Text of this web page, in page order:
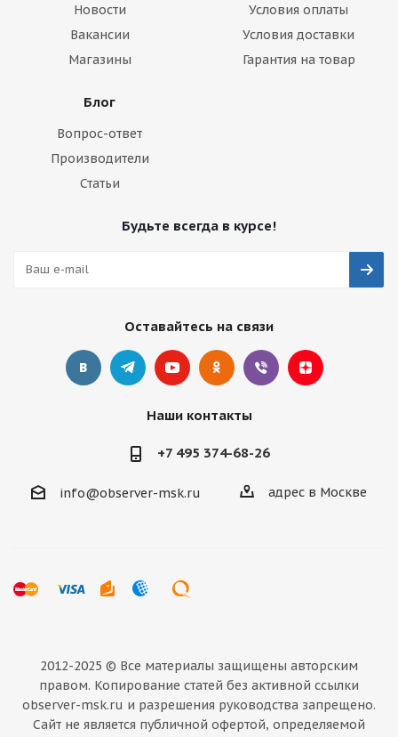
Новости
Вакансии
Магазины
Условия оплаты
Условия доставки
Гарантия на товар
Блог
Вопрос-ответ
Производители
Статьи
Будьте всегда в курсе!
Оставайтесь на связи
Наши контакты
+7 495 374-68-26
info@observer-msk.ru адрес в Москве
2012-2025 © Все материалы защищены авторским
правом. Копирование статей без активной ссылки
observer-msk.ru и разрешения руководства запрещено.
Сайт не является публичной офертой, определяемой